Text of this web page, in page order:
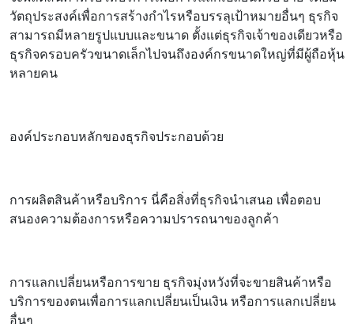
วัตถุประสงค์เพื่อการสร้างกำไรหรือบรรลุเป้าหมายอื่นๆ ธุรกิจ
สามารถมีหลายรูปแบบและขนาด ตั้งแต่ธุรกิจเจ้าของเดียวหรือ
ธุรกิจครอบครัวขนาดเล็กไปจนถึงองค์กรขนาดใหญ่ที่มีผู้ถือหุ้น
หลายคน
องค์ประกอบหลักของธุรกิจประกอบด้วย
การผลิตสินค้าหรือบริการ นี่คือสิ่งที่ธุรกิจนำเสนอ เพื่อตอบ
สนองความต้องการหรือความปรารถนาของลูกค้า
การแลกเปลี่ยนหรือการขาย ธุรกิจมุ่งหวังที่จะขายสินค้าหรือ
บริการของตนเพื่อการแลกเปลี่ยนเป็นเงิน หรือการแลกเปลี่ยน
อื่นๆ